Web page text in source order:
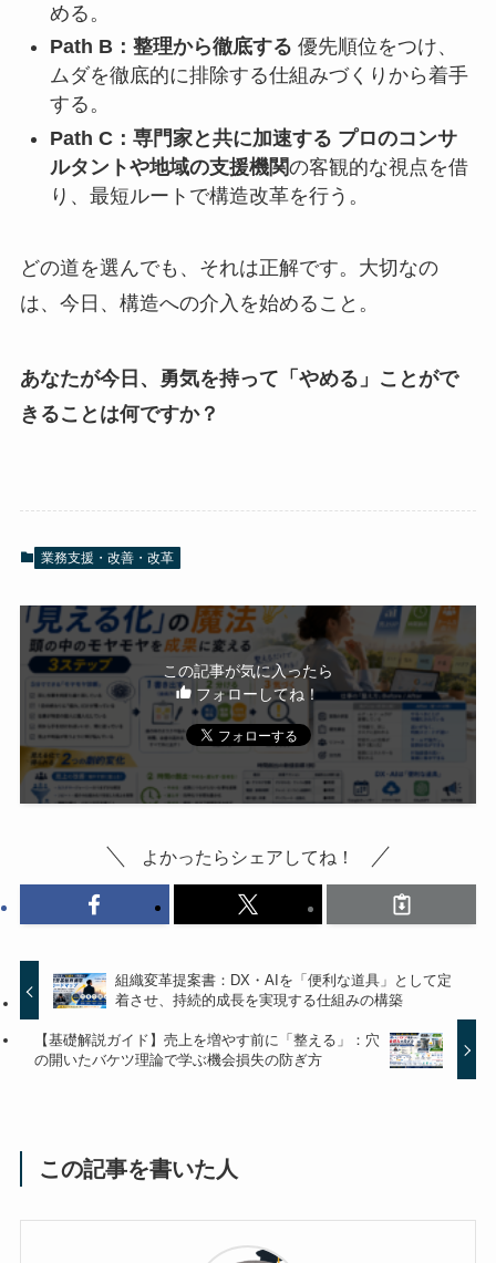
める。
Path B：整理から徹底する 優先順位をつけ、
ムダを徹底的に排除する仕組みづくりから着手
する。
Path C：専門家と共に加速する プロのコンサ
ルタントや地域の支援機関の客観的な視点を借
り、最短ルートで構造改革を行う。
どの道を選んでも、それは正解です。大切なの
は、今日、構造への介入を始めること。
あなたが今日、勇気を持って「やめる」ことがで
きることは何ですか？
業務支援・改善・改革
この記事が気に入ったら
フォローしてね！
よかったらシェアしてね！
組織変革提案書：DX・AIを「便利な道具」として定
着させ、持続的成長を実現する仕組みの構築
【基礎解説ガイド】売上を増やす前に「整える」：穴
の開いたバケツ理論で学ぶ機会損失の防ぎ方
この記事を書いた人